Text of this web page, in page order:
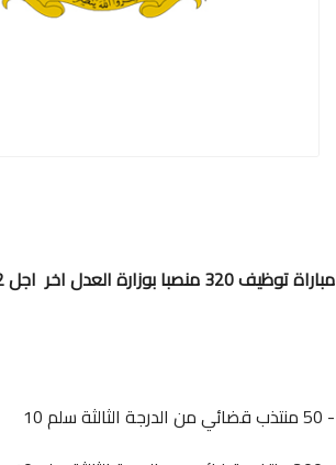
مباراة توظيف 320 منصبا بوزارة العدل اخر اجل 12 مارس 2024
- 50 منتذب قضائي من الدرجة الثالثة سلم 10